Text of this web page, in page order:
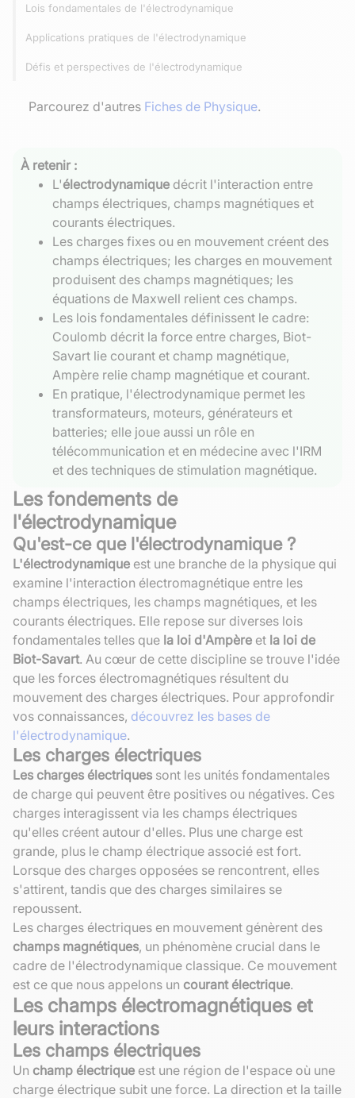
Lois fondamentales de l'électrodynamique
Applications pratiques de l'électrodynamique
Défis et perspectives de l'électrodynamique
Parcourez d'autres Fiches de Physique.
À retenir :
L'électrodynamique décrit l'interaction entre
champs électriques, champs magnétiques et
courants électriques.
Les charges fixes ou en mouvement créent des
champs électriques; les charges en mouvement
produisent des champs magnétiques; les
équations de Maxwell relient ces champs.
Les lois fondamentales définissent le cadre:
Coulomb décrit la force entre charges, Biot-
Savart lie courant et champ magnétique,
Ampère relie champ magnétique et courant.
En pratique, l'électrodynamique permet les
transformateurs, moteurs, générateurs et
batteries; elle joue aussi un rôle en
télécommunication et en médecine avec l'IRM
et des techniques de stimulation magnétique.
Les fondements de
l'électrodynamique
Qu'est-ce que l'électrodynamique ?
L'électrodynamique est une branche de la physique qui
examine l'interaction électromagnétique entre les
champs électriques, les champs magnétiques, et les
courants électriques. Elle repose sur diverses lois
fondamentales telles que la loi d'Ampère et la loi de
Biot-Savart. Au cœur de cette discipline se trouve l'idée
que les forces électromagnétiques résultent du
mouvement des charges électriques. Pour approfondir
vos connaissances, découvrez les bases de
l'électrodynamique.
Les charges électriques
Les charges électriques sont les unités fondamentales
de charge qui peuvent être positives ou négatives. Ces
charges interagissent via les champs électriques
qu'elles créent autour d'elles. Plus une charge est
grande, plus le champ électrique associé est fort.
Lorsque des charges opposées se rencontrent, elles
s'attirent, tandis que des charges similaires se
repoussent.
Les charges électriques en mouvement génèrent des
champs magnétiques, un phénomène crucial dans le
cadre de l'électrodynamique classique. Ce mouvement
est ce que nous appelons un courant électrique.
Les champs électromagnétiques et
leurs interactions
Les champs électriques
Un champ électrique est une région de l'espace où une
charge électrique subit une force. La direction et la taille